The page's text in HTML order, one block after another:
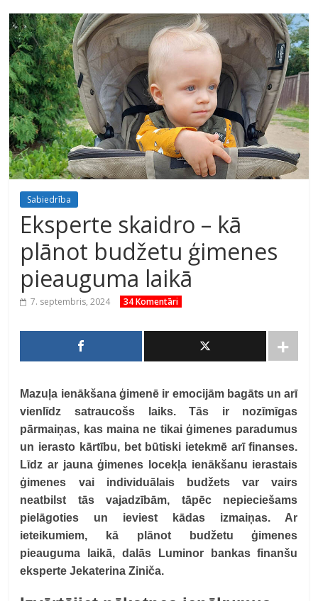
Sabiedrība
Eksperte skaidro – kā
plānot budžetu ģimenes
pieauguma laikā
7. septembris, 2024 34 Komentāri
Mazuļa ienākšana ģimenē ir emocijām bagāts un arī
vienlīdz satraucošs laiks. Tās ir nozīmīgas
pārmaiņas, kas maina ne tikai ģimenes paradumus
un ierasto kārtību, bet būtiski ietekmē arī finanses.
Līdz ar jauna ģimenes locekļa ienākšanu ierastais
ģimenes vai individuālais budžets var vairs
neatbilst tās vajadzībām, tāpēc nepieciešams
pielāgoties un ieviest kādas izmaiņas. Ar
ieteikumiem, kā plānot budžetu ģimenes
pieauguma laikā, dalās Luminor bankas finanšu
eksperte Jekaterina Ziniča.